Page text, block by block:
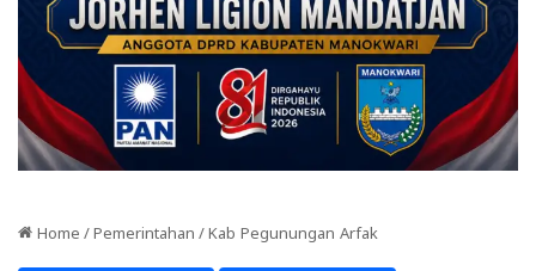
Home / Pemerintahan / Kab Pegunungan Arfak